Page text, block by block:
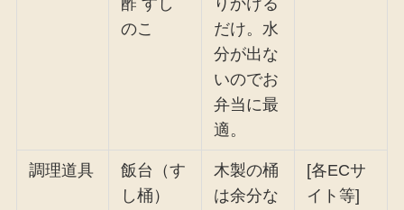
のこ
だけ。水
分が出な
いのでお
弁当に最
適。
調理道具
飯台（す
し桶）
木製の桶
は余分な
[各ECサ
イト等]